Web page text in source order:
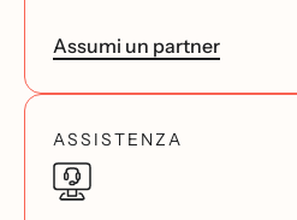
Assumi un partner
ASSISTENZA